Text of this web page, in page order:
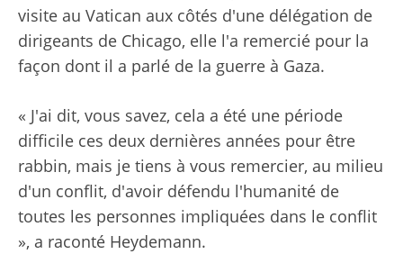
visite au Vatican aux côtés d'une délégation de
dirigeants de Chicago, elle l'a remercié pour la
façon dont il a parlé de la guerre à Gaza.
« J'ai dit, vous savez, cela a été une période
difficile ces deux dernières années pour être
rabbin, mais je tiens à vous remercier, au milieu
d'un conflit, d'avoir défendu l'humanité de
toutes les personnes impliquées dans le conflit
», a raconté Heydemann.